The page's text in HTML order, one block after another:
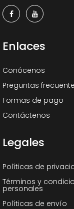
Enlaces
Conócenos
Preguntas
Formas de pago
Contáctenos
Legales
Políticas de
Términos y
personales
Políticas de envío